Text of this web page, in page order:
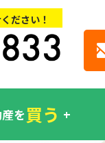
ださい！
を買う